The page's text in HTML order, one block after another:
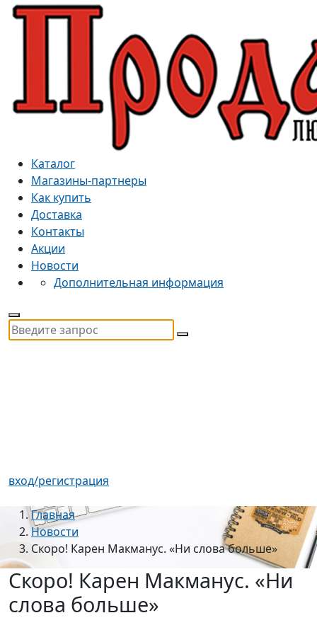
Каталог
Магазины-партнеры
Как купить
Доставка
Контакты
Акции
Новости
Дополнительная информация
вход/регистрация
Главная
Новости
Скоро! Карен Макманус. «Ни слова больше»
Скоро! Карен Макманус. «Ни
слова больше»